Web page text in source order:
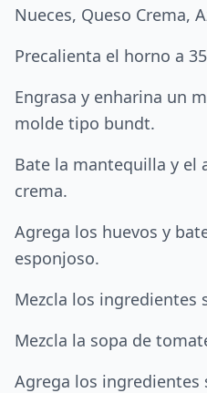
Nueces, Queso Crema,
Precalienta el horno a
Engrasa y enharina un
molde tipo bundt.
Bate la mantequilla y el
crema.
Agrega los huevos y
esponjoso.
Mezcla los ingredientes
Mezcla la sopa de
Agrega los ingredientes